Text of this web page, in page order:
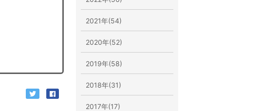
2021年(54)
2020年(52)
2019年(58)
2018年(31)
2017年(17)